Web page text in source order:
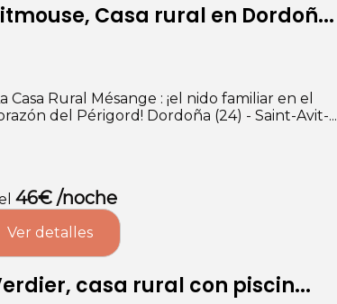
Casa rural en Dordoñ...
Casa Rural Mésange : ¡el nido familiar en el
del Périgord! Dordoña (24) - Saint-Avit-...
46€ /noche
Ver detalles
casa rural con piscin...